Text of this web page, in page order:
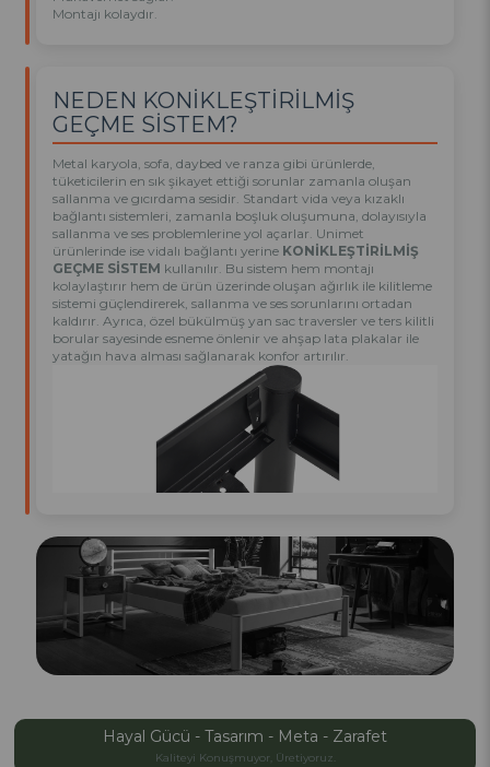
Montajı kolaydır.
NEDEN KONİKLEŞTİRİLMİŞ
GEÇME SİSTEM?
Metal karyola, sofa, daybed ve ranza gibi ürünlerde,
tüketicilerin en sık şikayet ettiği sorunlar zamanla oluşan
sallanma ve gıcırdama sesidir. Standart vida veya kızaklı
bağlantı sistemleri, zamanla boşluk oluşumuna, dolayısıyla
sallanma ve ses problemlerine yol açarlar. Unimet
ürünlerinde ise vidalı bağlantı yerine KONİKLEŞTİRİLMİŞ
GEÇME SİSTEM kullanılır. Bu sistem hem montajı
kolaylaştırır hem de ürün üzerinde oluşan ağırlık ile kilitleme
sistemi güçlendirerek, sallanma ve ses sorunlarını ortadan
kaldırır. Ayrıca, özel bükülmüş yan sac traversler ve ters kilitli
borular sayesinde esneme önlenir ve ahşap lata plakalar ile
yatağın hava alması sağlanarak konfor artırılır.
Hayal Gücü - Tasarım - Meta - Zarafet
Kaliteyi Konuşmuyor, Üretiyoruz.